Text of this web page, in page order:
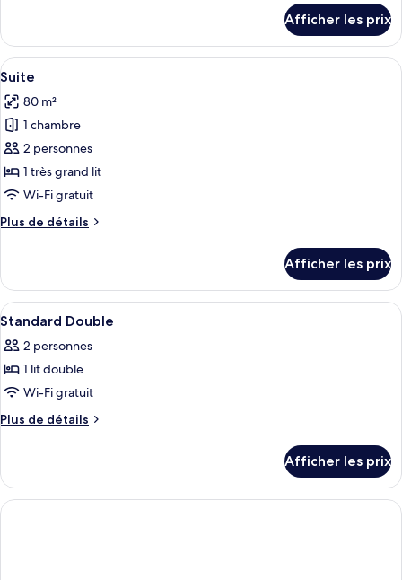
(Suite
Familiar)
Chambre
familiale
(Suite
Afficher les prix
Afficher
toutes
les
photos
pour
ce
type
chambre :
Une chambre d’hôtel avec un
9
Suite
80 m²
1 chambre
2 personnes
1 très grand lit
Wi-Fi gratuit
Plus de détails
Plus
Suite
Afficher les prix
Afficher
toutes
les
photos
pour
ce
chambre :
Standard
Double
Une chambre d’hôtel moderne
15
Standard Double
2 personnes
1 lit double
Wi-Fi gratuit
Plus de détails
Plus
Standard
Double
Afficher les prix